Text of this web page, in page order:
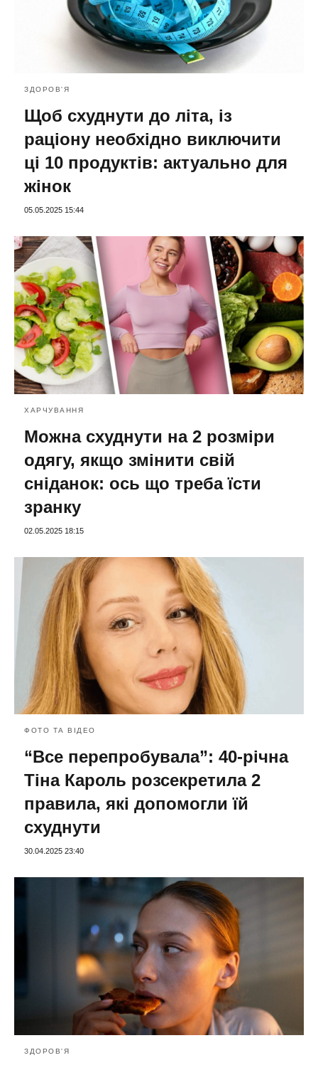
ЗДОРОВ'Я
Щоб схуднути до літа, із
раціону необхідно виключити
ці 10 продуктів: актуально для
жінок
05.05.2025 15:44
ХАРЧУВАННЯ
Можна схуднути на 2 розміри
одягу, якщо змінити свій
сніданок: ось що треба їсти
зранку
02.05.2025 18:15
ФОТО ТА ВІДЕО
“Все перепробувала”: 40-річна
Тіна Кароль розсекретила 2
правила, які допомогли їй
схуднути
30.04.2025 23:40
ЗДОРОВ'Я